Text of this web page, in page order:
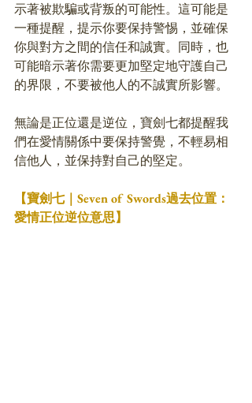
示著被欺騙或背叛的可能性。這可能是
一種提醒，提示你要保持警惕，並確保
你與對方之間的信任和誠實。同時，也
可能暗示著你需要更加堅定地守護自己
的界限，不要被他人的不誠實所影響。
無論是正位還是逆位，寶劍七都提醒我
們在愛情關係中要保持警覺，不輕易相
信他人，並保持對自己的堅定。
【寶劍七｜Seven of Swords過去位置：
愛情正位逆位意思】